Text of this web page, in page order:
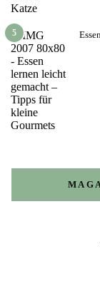
5